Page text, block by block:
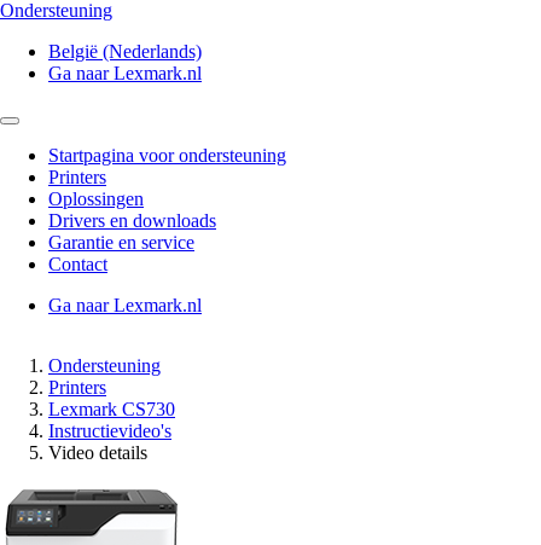
Ondersteuning
België (Nederlands)
Ga naar Lexmark.nl
Startpagina voor ondersteuning
Printers
Oplossingen
Drivers en downloads
Garantie en service
Contact
Ga naar Lexmark.nl
Ondersteuning
Printers
Lexmark CS730
Instructievideo's
Video details